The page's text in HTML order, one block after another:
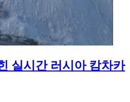
실시간 러시아 캄차카